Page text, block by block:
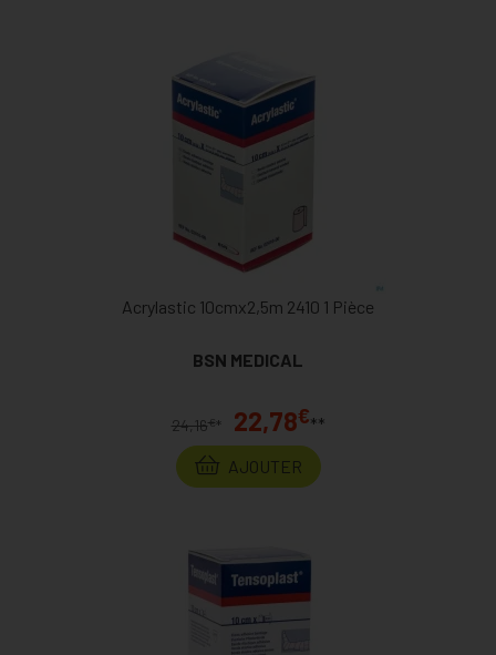
Acrylastic 10cmx2,5m 2410 1 Pièce
BSN MEDICAL
24,16€ * 22,78€**
AJOUTER